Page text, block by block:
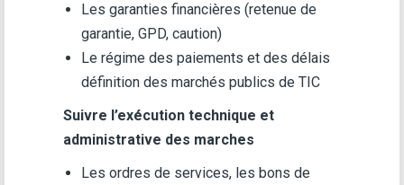
Les garanties financières (retenue de
garantie, GPD, caution)
Le régime des paiements et des délais
définition des marchés publics de TIC
Suivre l’exécution technique et
administrative des marches
Les ordres de services, les bons de